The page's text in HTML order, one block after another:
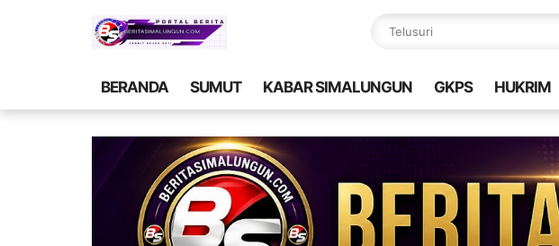
BERANDA SUMUT KABAR SIMALUNGUN GKPS HUKRIM